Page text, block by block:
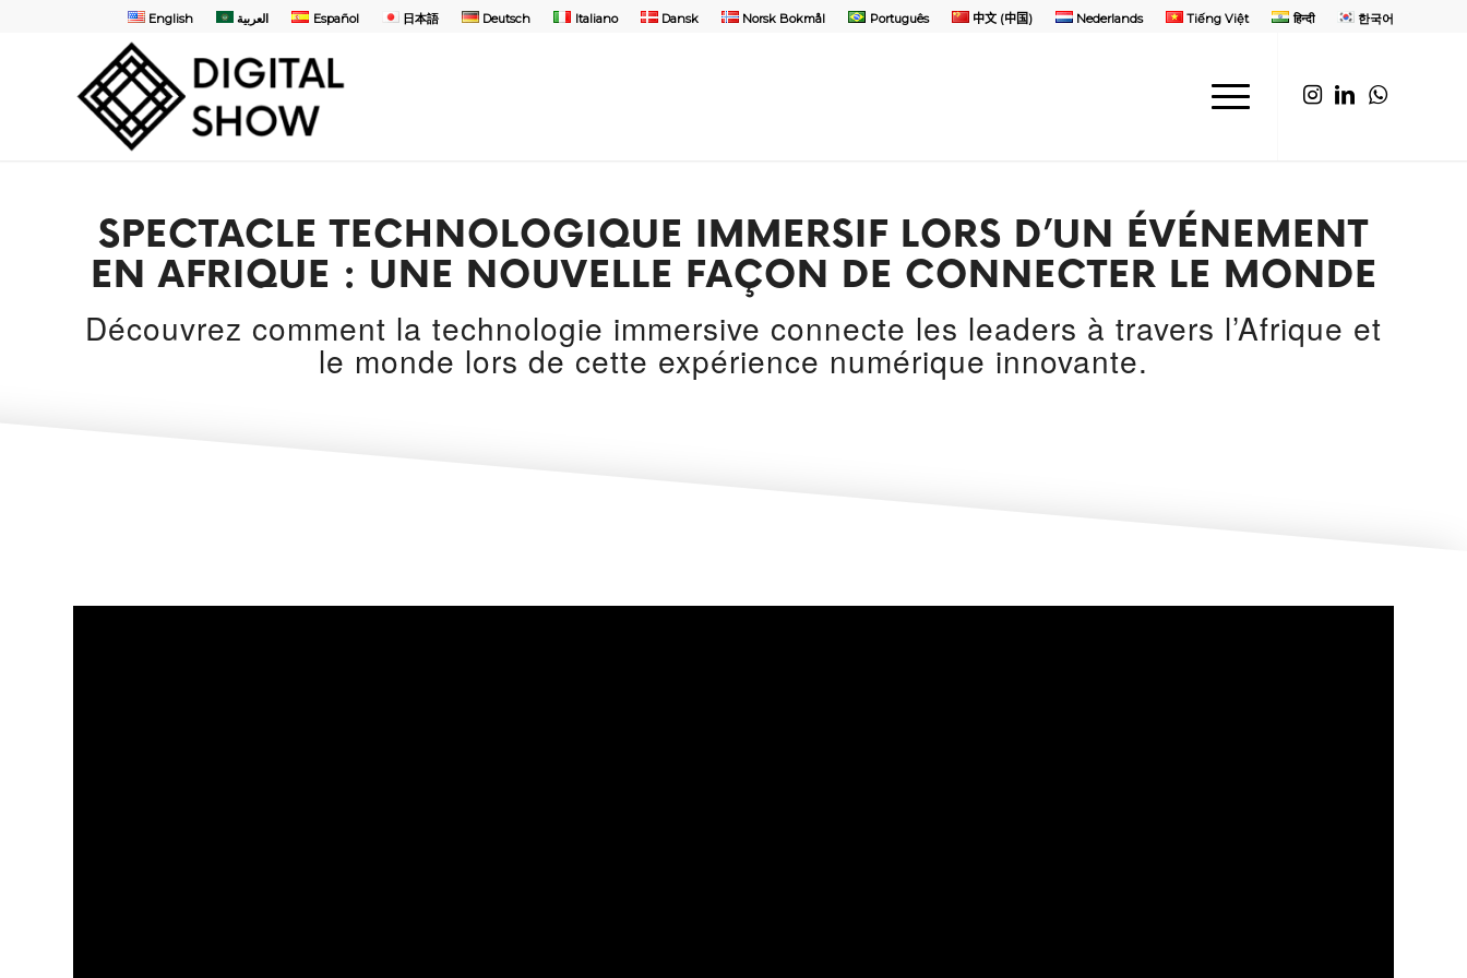
English العربية Español 日本語 Deutsch Italiano Dansk Norsk Bokmål Português 中文 (中国) Nederlands Tiếng Việt हिन्दी 한국어
SPECTACLE TECHNOLOGIQUE IMMERSIF LORS D’UN ÉVÉNEMENT
EN AFRIQUE : UNE NOUVELLE FAÇON DE CONNECTER LE MONDE
Découvrez comment la technologie immersive connecte les leaders à travers l’Afrique et
le monde lors de cette expérience numérique innovante.